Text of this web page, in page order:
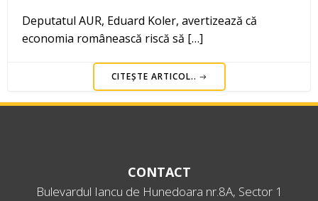
Deputatul AUR, Eduard Koler, avertizează că
economia românească riscă să […]
CITEȘTE ARTICOL..
CONTACT
Bulevardul Iancu de Hunedoara nr.8A, Sector 1